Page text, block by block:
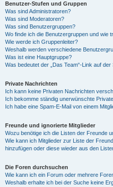
Benutzer-Stufen und Gruppen
Was sind Administratoren?
Was sind Moderatoren?
Was sind Benutzergruppen?
Wo finde ich die Benutzergruppen und wie
Wie werde ich Gruppenleiter?
Weshalb werden verschiedene
Was ist eine Hauptgruppe?
Was bedeutet der „Das Team“-Link auf der
Private Nachrichten
Ich kann keine Privaten Nachrichten
Ich bekomme ständig unerwünschte
Ich habe eine Spam-E-Mail von einem
Freunde und ignorierte Mitglieder
Wozu benötige ich die Listen der Freunde
Wie kann ich Mitglieder zur Liste der
hinzufügen oder diese wieder aus den
Die Foren durchsuchen
Wie kann ich ein Forum oder mehrere
Weshalb erhalte ich bei der Suche keine